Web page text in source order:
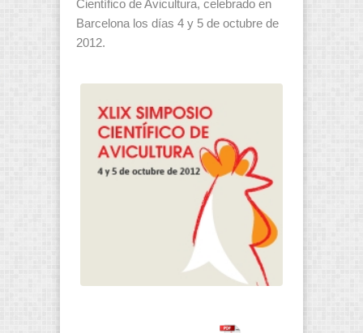
Científico de Avicultura, celebrado en
Barcelona los días 4 y 5 de octubre de
2012.